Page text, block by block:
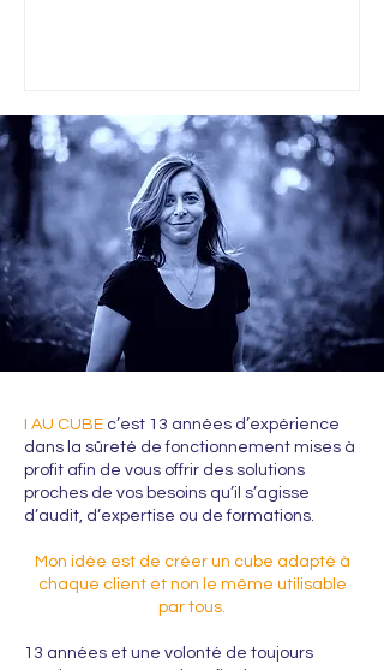
depuis les approches booléennes
jusqu’aux modèles de simulation avancés
: calculs SIL , arbres de défaillances ( TREE
), études de dangers ( RISK ), réseaux d
I AU CUBE c’est 13 années d’expérience
dans la sûreté de fonctionnement mises à
profit afin de vous offrir des solutions
proches de vos besoins qu’il s’agisse
d’audit, d’expertise ou de formations.
Mon idée est de créer un cube adapté à
chaque client et non le même utilisable
par tous.
13 années et une volonté de toujours